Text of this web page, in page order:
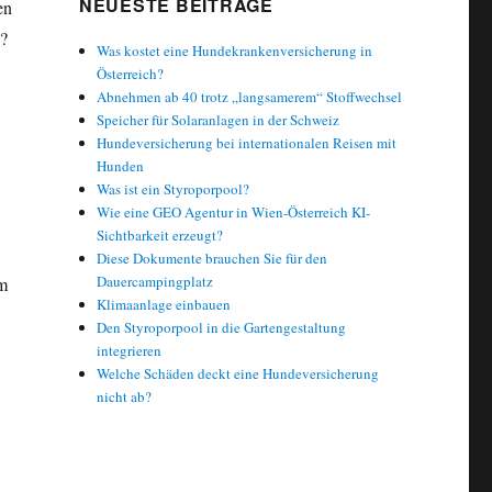
Was kostet eine Hundekrankenversicherung in
Österreich?
Abnehmen ab 40 trotz „langsamerem“ Stoffwechsel
Speicher für Solaranlagen in der Schweiz
Hundeversicherung bei internationalen Reisen mit
Hunden
Was ist ein Styroporpool?
Wie eine GEO Agentur in Wien-Österreich KI-
Sichtbarkeit erzeugt?
Diese Dokumente brauchen Sie für den
Dauercampingplatz
Klimaanlage einbauen
Den Styroporpool in die Gartengestaltung
integrieren
Welche Schäden deckt eine Hundeversicherung
nicht ab?